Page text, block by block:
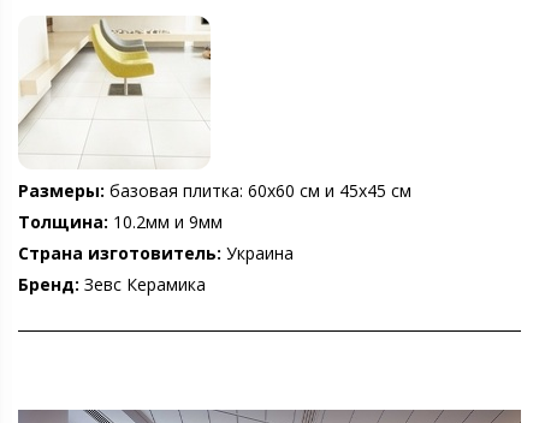
Размеры: базовая плитка: 60х60 см и 45х45 см
Толщина: 10.2мм и 9мм
Страна изготовитель: Украина
Бренд: Зевс Керамика